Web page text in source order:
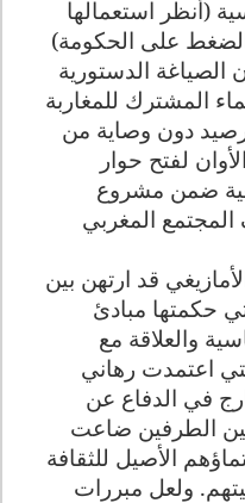
(أنظر استعمالها
على الحكومة)
الدستورية
المشترك للمغاربة
دون وصاية من
لفتح حوار
ضمن مشروع
المغربي
قد ارتهن بين
حكمتها مبادئ
والعلاقة مع
اعتمدت رهاني
في الدفاع عن
الطرفين ضاعت
الأصيل للثقافة
ولعل مبررات